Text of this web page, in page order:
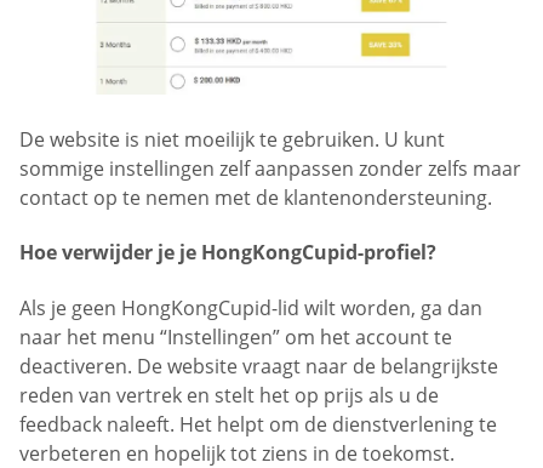
De website is niet moeilijk te gebruiken. U kunt
sommige instellingen zelf aanpassen zonder zelfs maar
contact op te nemen met de klantenondersteuning.
Hoe verwijder je je HongKongCupid-profiel?
Als je geen HongKongCupid-lid wilt worden, ga dan
naar het menu “Instellingen” om het account te
deactiveren. De website vraagt naar de belangrijkste
reden van vertrek en stelt het op prijs als u de
feedback naleeft. Het helpt om de dienstverlening te
verbeteren en hopelijk tot ziens in de toekomst.